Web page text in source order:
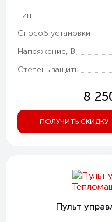
Тип
Способ установки
Напряжение, В
Степень защиты
8
ПОЛУЧИТЬ СКИДКУ
Пульт